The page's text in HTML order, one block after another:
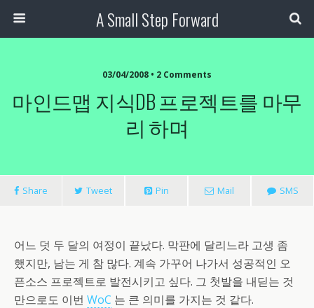
A Small Step Forward
03/04/2008 • 2 Comments
마인드맵 지식DB 프로젝트를 마무
리 하며
Share Tweet Pin Mail SMS
어느 덧 두 달의 여정이 끝났다. 막판에 달리느라 고생 좀
했지만, 남는 게 참 많다. 계속 가꾸어 나가서 성공적인 오
픈소스 프로젝트로 발전시키고 싶다. 그 첫발을 내딛는 것
만으로도 이번 WoC 는 큰 의미를 가지는 것 같다.